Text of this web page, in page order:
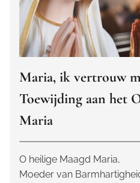
Maria, ik vertrouw
Toewijding aan het
Maria
O heilige Maagd Maria,
Moeder van